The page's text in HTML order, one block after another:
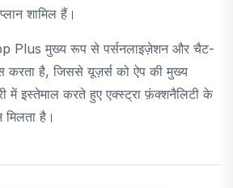
शामिल हैं।
Plus मुख्य रूप से पर्सनलाइज़ेशन और चैट-
करता है, जिससे यूज़र्स को ऐप की मुख्य
में इस्तेमाल करते हुए एक्स्ट्रा फ़ंक्शनैलिटी के
है।